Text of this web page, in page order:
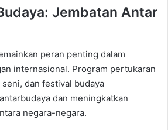
Jembatan Antar
peran penting dalam
internasional. Program pertukaran
dan festival budaya
dan meningkatkan
negara-negara.